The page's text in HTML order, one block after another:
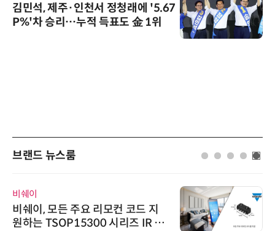
김민석, 제주·인천서 정청래에 '5.67
P%'차 승리…누적 득표도 金 1위
브랜드 뉴스룸
비쉐이
비쉐이, 모든 주요 리모컨 코드 지
원하는 TSOP15300 시리즈 IR 수